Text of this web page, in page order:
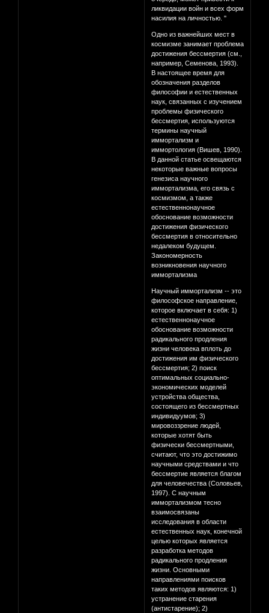
ликвидации войн и всех форм
насилия на личностью. ''
Одно из важнейших мест в
космизме занимает проблема
достижения бессмертия (см.,
например, Семенова, 1993).
В настоящее время для
обозначения разделов
философии и естественных
наук, связанных с изучением
проблемы физического
бессмертия, используются
термины научный
иммортализм и
иммортология (Вишев, 1990).
В данной статье освещаются
некоторые важные вопросы
генезиса научного
иммортализма, его связь с
космизмом, а также
естественнонаучное
обоснование возможности
достижения физического
бессмертия в относительно
недалеком будущем.
Закономерность
возникновения научного
иммортализма
Научный иммортализм -- это
философское направление,
которое включает в себя: 1)
естественнонаучное
обоснование возможности
радикального продления
жизни человека вплоть до
достижения им физического
бессмертия; 2) поиск
оптимальных социально-
экономических моделей
устройства общества,
состоящего из бессмертных
индивидуумов; 3)
мировоззрение людей,
которые хотят быть
физически бессмертными,
считают, что это достижимо
научными средствами и что
бессмертие является благом
для человечества (Соловьев,
1997). С научным
иммортализмом тесно
взаимосвязаны
исследования в области
естественных наук, конечной
целью которых является
разработка методов
радикального продления
жизни. Основными
направлениями поисков
таких методов являются: 1)
устранение старения
(антистарение); 2)